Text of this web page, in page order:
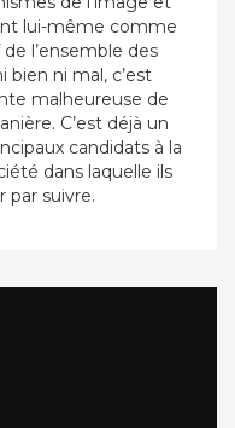
lui-même comme
l’ensemble des
bien ni mal, c’est
malheureuse de
C’est déjà un
candidats à la
dans laquelle ils
par suivre.